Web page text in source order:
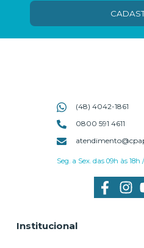
Institucional
(48) 4042-1861
0800 591 4611
Seg. a Sex. das 09h às